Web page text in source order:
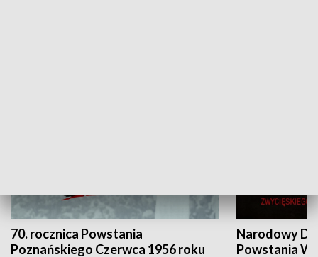
70. rocznica Powstania
Poznańskiego Czerwca 1956 roku
Narodowy
Powstania